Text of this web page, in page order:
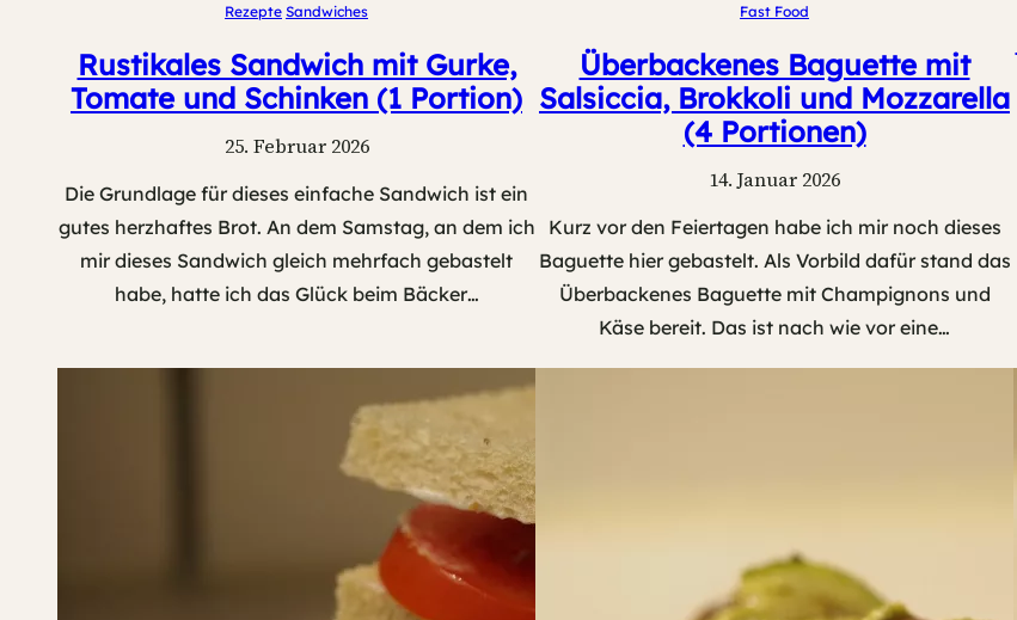
Rezepte Sandwiches
Rustikales Sandwich mit Gurke,
Tomate und Schinken (1 Portion)
25. Februar 2026
Die Grundlage für dieses einfache Sandwich ist ein
gutes herzhaftes Brot. An dem Samstag, an dem ich
mir dieses Sandwich gleich mehrfach gebastelt
habe, hatte ich das Glück beim Bäcker…
Fast Food
Überbackenes Baguette mit
Salsiccia, Brokkoli und Mozzarella
(4 Portionen)
14. Januar 2026
Kurz vor den Feiertagen habe ich mir noch dieses
Baguette hier gebastelt. Als Vorbild dafür stand das
Überbackenes Baguette mit Champignons und
Käse bereit. Das ist nach wie vor eine…